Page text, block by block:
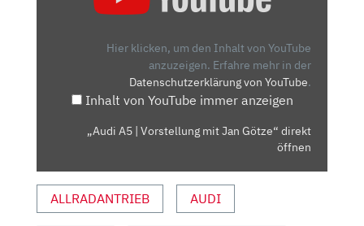
Hier klicken, um den Inhalt von YouTube
anzuzeigen. Erfahre mehr in der
Datenschutzerklärung von YouTube.
Inhalt von YouTube immer anzeigen
„Audi A5 | Vorstellung mit Jan Götze“ direkt
öffnen
ALLRADANTRIEB AUDI